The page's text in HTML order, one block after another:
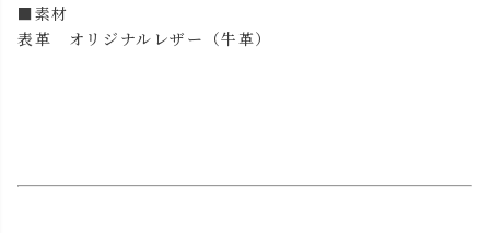
■素材
表革 オリジナルレザー（牛革）